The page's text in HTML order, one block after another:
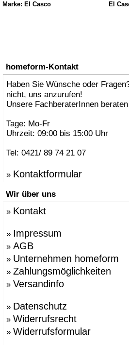
Marke: El Casco El
homeform-Kontakt
Haben Sie Wünsche oder
nicht, uns anzurufen!
Unsere FachberaterInnen
Tage: Mo-Fr
Uhrzeit: 09:00 bis 15:00 Uhr
Tel: 0421/ 89 74 21 07
» Kontaktformular
Wir über uns
» Kontakt
» Impressum
» AGB
» Unternehmen homeform
» Zahlungsmöglichkeiten
» Versandinfo
» Datenschutz
» Widerrufsrecht
» Widerrufsformular